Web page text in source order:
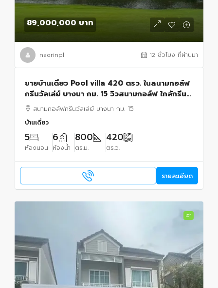
89,000,000 บาท
naorinpl 12 ชั่วโมง ที่ผ่านมา
ขายบ้านเดี่ยว Pool villa 420 ตรว. ในสนามกอล์ฟ
กรีนวัลเล่ย์ บางนา กม. 15 วิวสนามกอล์ฟ ใกล้กรีน+
วิวทะเลสาป ใกล้สนามบินสุวรรณภูมิ
สนามกอล์ฟกรีนวัลเล่ย์ บางนา กม. 15
บ้านเดี่ยว
5
ห้องนอน
6
ห้องน้ำ
800
ตร.ม.
420
ตร.ว.
รายละเอียด
เช่า